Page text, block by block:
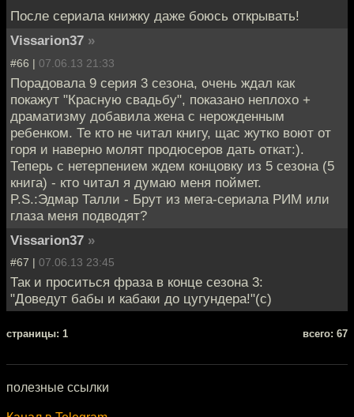
После сериала книжку даже боюсь открывать!
Vissarion37 »
#66 | 07.06.13 21:33
Порадовала 9 серия 3 сезона, очень ждал как
покажут "Красную свадьбу", показано неплохо +
драматизму добавила жена с нерожденным
ребенком. Те кто не читал книгу, щас жутко воют от
горя и наверно молят продюсеров дать откат:).
Теперь с нетерпением ждем концовку из 5 сезона (5
книга) - кто читал я думаю меня поймет.
P.S.:Эдмар Талли - Брут из мега-сериала РИМ или
глаза меня подводят?
Vissarion37 »
#67 | 07.06.13 23:45
Так и проситься фраза в конце сезона 3:
"Доведут бабы и кабаки до цугундера!"(с)
cтраницы: 1 всего: 67
полезные ссылки